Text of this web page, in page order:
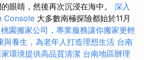
眼睛，然後再次沉浸在海中。 深入
Console 大多數南極探險都始於11月
桃園搬家公司，專業服務讓你搬家更輕
與養生，為老年人打造理想生活 台南
環境提供高品質清潔 台南地區辦理